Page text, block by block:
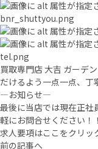
買取専門店 大吉 ガーデ
だけるよう一点一点、丁
—お知らせ—
最後に当店では現在正社
軽にお問合せください！！
求人要項はここをクリッ
前の記事へ